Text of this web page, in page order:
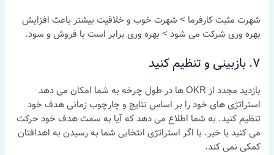
شهرت مثبت کارفرما > شهرت خوب و خلاقیت بیشتر باعث افزایش
بهره وری شرکت می شود > بهره وری برابر است با فروش و سود.
7. بازبینی و تنظیم کنید
بازدید مجدد از OKR ها در طول چرخه به شما امکان می دهد
استراتژی های خود را بر اساس نتایج و چارچوب زمانی هدف خود
تنظیم کنید. به شما اطلاع می دهد که آیا به سمت هدف خود حرکت
می کنید یا خیر. یا اگر استراتژی انتخابی شما به رسیدن به اهدافتان
کمکی نمی کند.